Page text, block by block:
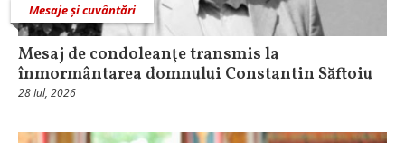
Mesaje și cuvântări
Mesaj de condoleanţe transmis la
înmormântarea domnului Constantin Săftoiu
28 Iul, 2026